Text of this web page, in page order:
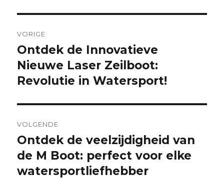
VORIGE
Vorige
bericht:
Ontdek de Innovatieve
Nieuwe Laser Zeilboot:
Revolutie in Watersport!
VOLGENDE
Volgende
bericht:
Ontdek de veelzijdigheid van
de M Boot: perfect voor elke
watersportliefhebber